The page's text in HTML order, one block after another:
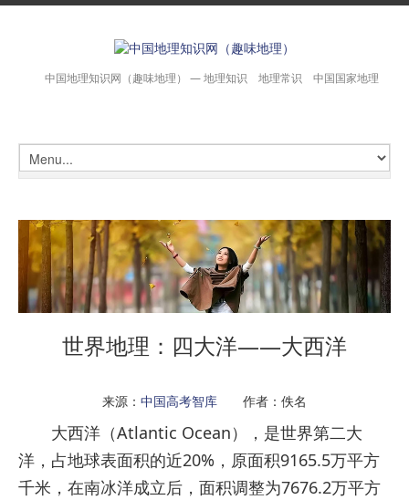
中国地理知识网（趣味地理） — 地理知识 地理常识 中国国家地理
世界地理：四大洋——大西洋
来源： 中国高考智库 作者：佚名
大西洋（Atlantic Ocean），是世界第二大
洋，占地球表面积的近20%，原面积9165.5万平方
千米，在南冰洋成立后，面积调整为7676.2万平方